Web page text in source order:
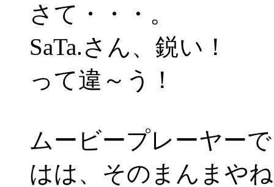
さて・・・。
SaTa.さん、鋭い！
って違～う！
ムービープレーヤー
はは、そのまんまや